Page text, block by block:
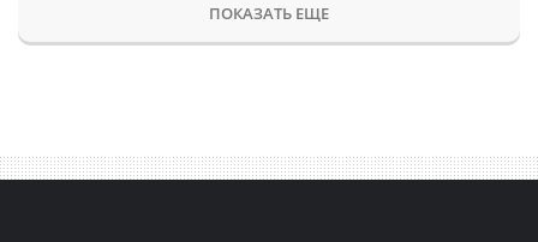
ПОКАЗАТЬ ЕЩЕ